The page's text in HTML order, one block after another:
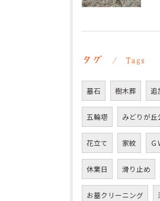
タグ Tags
墓石 樹木葬 追
五輪塔 みどりが丘
花立て 家紋 Ｇ
休業日 滑り止め
お墓クリーニング